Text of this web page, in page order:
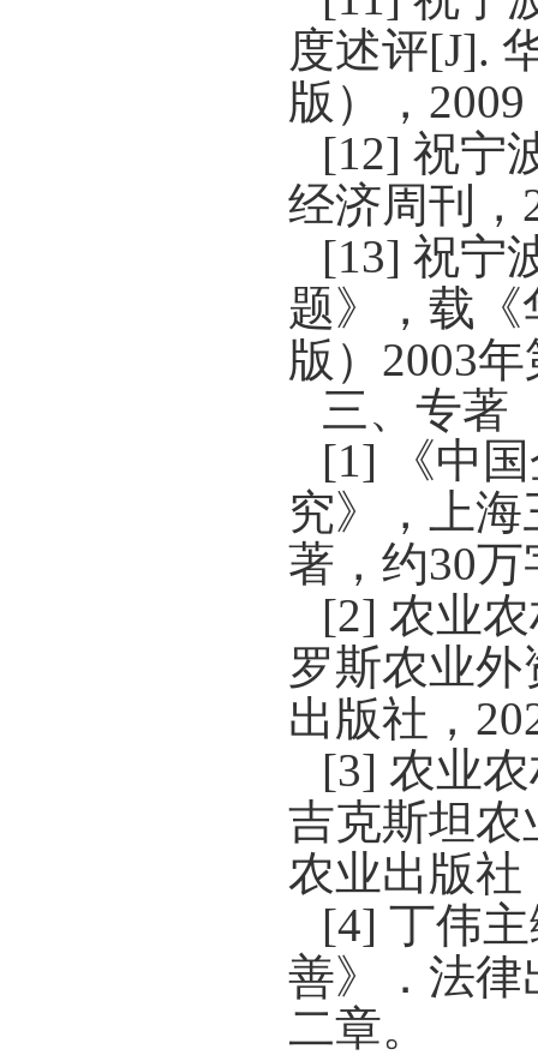
度述评[J].
版）， 2009
[12] 祝宁
经济周刊，
[13] 祝宁
题》，载
版） 2003年
三、专著
[1]
《中
究》，上
著，约30万
[2] 农业
罗斯农业
出版社，
[3] 农业
吉克斯坦农
农业出版社
[4] 丁伟
善》．法律
二章。